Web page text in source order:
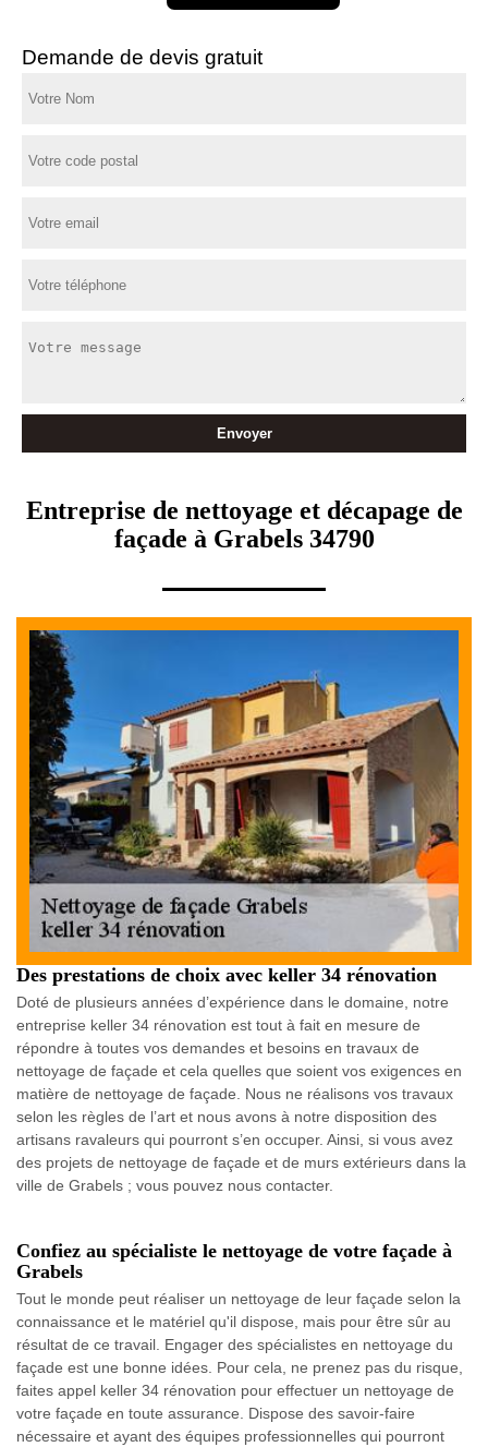
Demande de devis gratuit
Entreprise de nettoyage et décapage de
façade à Grabels 34790
Des prestations de choix avec keller 34 rénovation
Doté de plusieurs années d’expérience dans le domaine, notre
entreprise keller 34 rénovation est tout à fait en mesure de
répondre à toutes vos demandes et besoins en travaux de
nettoyage de façade et cela quelles que soient vos exigences en
matière de nettoyage de façade. Nous ne réalisons vos travaux
selon les règles de l’art et nous avons à notre disposition des
artisans ravaleurs qui pourront s’en occuper. Ainsi, si vous avez
des projets de nettoyage de façade et de murs extérieurs dans la
ville de Grabels ; vous pouvez nous contacter.
Confiez au spécialiste le nettoyage de votre façade à
Grabels
Tout le monde peut réaliser un nettoyage de leur façade selon la
connaissance et le matériel qu'il dispose, mais pour être sûr au
résultat de ce travail. Engager des spécialistes en nettoyage du
façade est une bonne idées. Pour cela, ne prenez pas du risque,
faites appel keller 34 rénovation pour effectuer un nettoyage de
votre façade en toute assurance. Dispose des savoir-faire
nécessaire et ayant des équipes professionnelles qui pourront